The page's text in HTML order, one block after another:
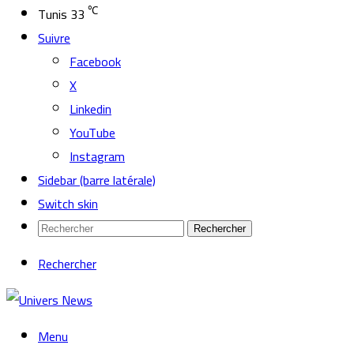
Tunis 33 ℃
Suivre
Facebook
X
Linkedin
YouTube
Instagram
Sidebar (barre latérale)
Switch skin
Rechercher
Rechercher
Menu